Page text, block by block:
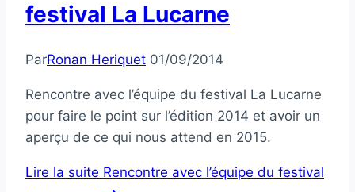
festival La Lucarne
ParRonan Heriquet 01/09/2014
Rencontre avec l’équipe du festival La Lucarne
pour faire le point sur l’édition 2014 et avoir un
aperçu de ce qui nous attend en 2015.
Lire la suite Rencontre avec l’équipe du festival